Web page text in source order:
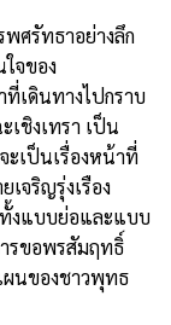
ศรัทธาอย่างลึก
จของ
เดินทางไปกราบ
เชิงเทรา เป็น
ะเป็นเรื่องหน้าที่
จริญรุ่งเรือง
งแบบย่อและแบบ
รขอพรสัมฤทธิ์
ผนของชาวพุทธ